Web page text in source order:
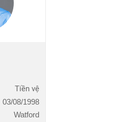
Tiền vệ
03/08/1998
Watford